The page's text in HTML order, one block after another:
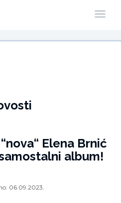
Elena Brnić
album!
06.09.2023.